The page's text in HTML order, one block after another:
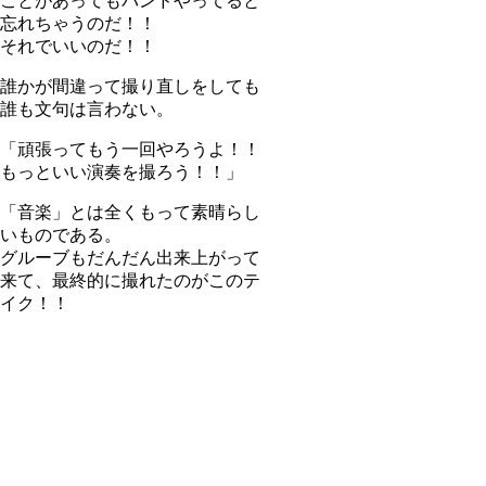
忘れちゃうのだ！！
それでいいのだ！！
誰かが間違って撮り直しをしても
誰も文句は言わない。
「頑張ってもう一回やろうよ！！
もっといい演奏を撮ろう！！」
「音楽」とは全くもって素晴らし
いものである。
グルーブもだんだん出来上がって
来て、最終的に撮れたのがこのテ
イク！！